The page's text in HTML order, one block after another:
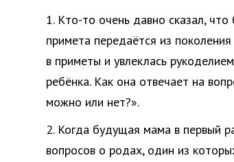
1. Кто-то очень давно сказал,
примета передаётся из
в приметы и увлеклась
ребёнка. Как она отвечает на
можно или нет?».
2. Когда будущая мама в первый
вопросов о родах, один из